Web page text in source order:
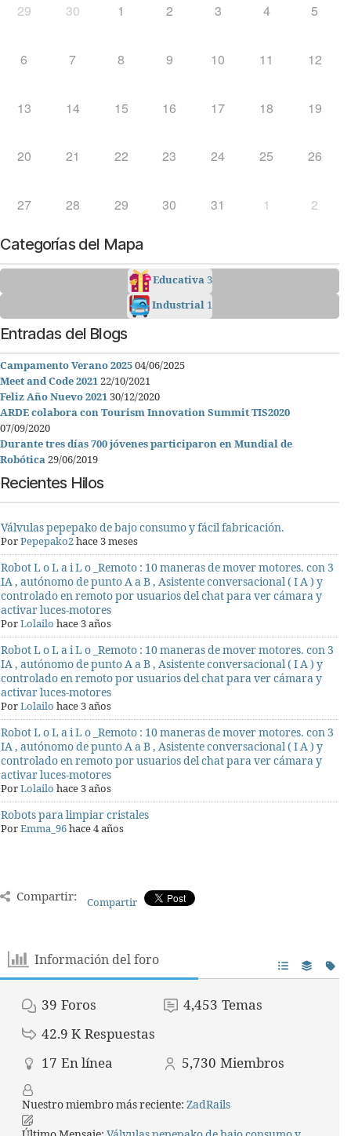
29
30 1 2 3 4 5
6 7 8 9 10 11 12
13 14 15 16 17 18 19
20 21 22 23 24 25 26
27 28 29 30 31 1 2
Categorías del Mapa
Educativa3
Industrial 1
Entradas del Blogs
Campamento Verano 202504/06/2025
Meet and Code 202122/10/2021
Feliz Año Nuevo 202130/12/2020
ARDE colabora con Tourism Innovation Summit TIS2020
07/09/2020
Durante tres días 700 jóvenes participaron en Mundial de
Robótica29/06/2019
Recientes Hilos
Válvulas pepepako de bajo consumo y fácil fabricación.
PorPepepako2hace 3 meses
Robot L o L a i L o _Remoto : 10 maneras de mover motores. con 3
IA , autónomo de punto A a B , Asistente conversacional ( I A ) y
controlado en remoto por usuarios del chat para ver cámara y
activar luces-motores
PorLolailo hace 3 años
Robot L o L a i L o _Remoto : 10 maneras de mover motores. con 3
IA , autónomo de punto A a B , Asistente conversacional ( I A ) y
controlado en remoto por usuarios del chat para ver cámara y
activar luces-motores
PorLolailo hace 3 años
Robot L o L a i L o _Remoto : 10 maneras de mover motores. con 3
IA , autónomo de punto A a B , Asistente conversacional ( I A ) y
controlado en remoto por usuarios del chat para ver cámara y
activar luces-motores
PorLolailo hace 3 años
Robots para limpiar cristales
PorEmma_96hace 4 años
Compartir: Compartir
Información del foro
39 Foros 4,453 Temas
42.9 K Respuestas
17 En línea 5,730 Miembros
Nuestro miembro más reciente: ZadRails